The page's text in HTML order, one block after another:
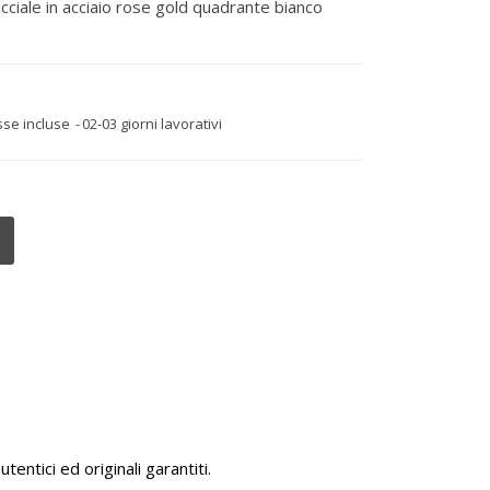
in acciaio rose gold quadrante bianco
incluse 02-03 giorni lavorativi
ed originali garantiti.